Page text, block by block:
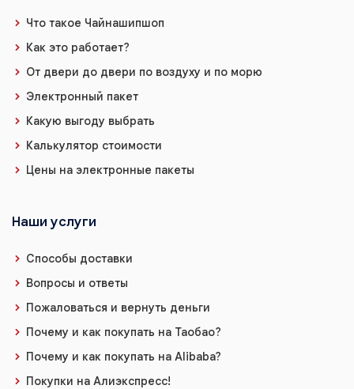
Что такое Чайнашипшоп
Как это работает?
От двери до двери по воздуху и по морю
Электронный пакет
Какую выгоду выбрать
Калькулятор стоимости
Цены на электронные пакеты
Наши услуги
Способы доставки
Вопросы и ответы
Пожаловаться и вернуть деньги
Почему и как покупать на Таобао?
Почему и как покупать на Alibaba?
Покупки на Алиэкспресс!